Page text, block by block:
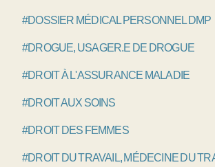
#DOSSIER MÉDICAL PERSONNEL DMP
#DROGUE, USAGER.E DE DROGUE
#DROIT À L'ASSURANCE MALADIE
#DROIT AUX SOINS
#DROIT DES FEMMES
#DROIT DU TRAVAIL, MÉDECINE DU